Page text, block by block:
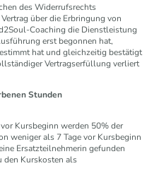
des Widerrufsrechts
über die Erbringung von
Coaching die Dienstleistung
erst begonnen hat,
hat und gleichzeitig bestätigt
Vertragserfüllung verliert
Stunden
Kursbeginn werden 50% der
weniger als 7 Tage vor Kursbeginn
Ersatzteilnehmerin gefunden
den Kurskosten als